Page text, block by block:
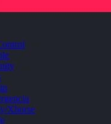
Xhorse